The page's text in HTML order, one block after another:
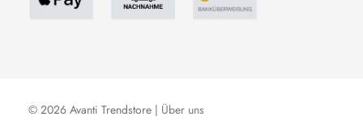
© 2026 Avanti Trendstore | Über uns